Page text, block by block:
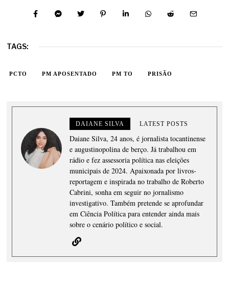
TAGS:
PCTO PM APOSENTADO PM TO PRISÃO
DAIANE SILVA LATEST POSTS
Daiane Silva, 24 anos, é jornalista tocantinense
e augustinopolina de berço. Já trabalhou em
rádio e fez assessoria política nas eleições
municipais de 2024. Apaixonada por livros-
reportagem e inspirada no trabalho de Roberto
Cabrini, sonha em seguir no jornalismo
investigativo. Também pretende se aprofundar
em Ciência Política para entender ainda mais
sobre o cenário político e social.